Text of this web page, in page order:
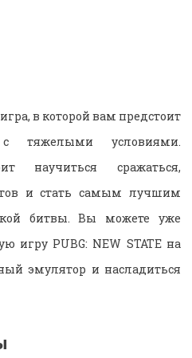
в которой вам предстоит
условиями.
научиться сражаться,
и стать самым лучшим
битвы. Вы можете уже
игру PUBG: NEW STATE на
эмулятор и насладиться